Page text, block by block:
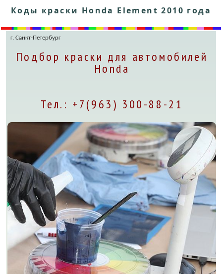
Коды краски Honda Element 2010 года
г. Санкт-Петербург
Подбор краски для автомобилей
Honda
Тел.: +7(963) 300-88-21